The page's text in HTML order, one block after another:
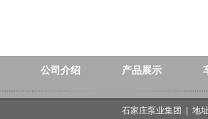
公司介绍 产品展示
石家庄泵业集团 | 地